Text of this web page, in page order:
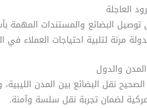
توصيل البضائع والمستندات
مرنة لتلبية احتياجات العملاء في
نقل البضائع بين المدن الليبية،
لضمان تجربة نقل سلسة وآمنة.